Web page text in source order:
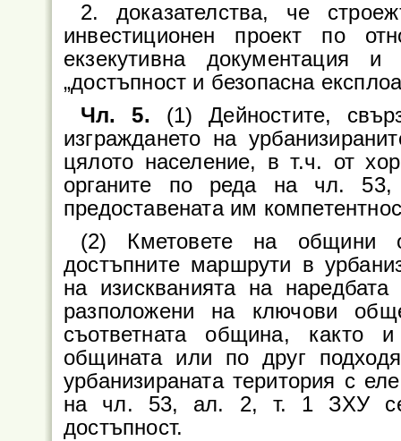
2. доказателства, че
инвестиционен проект по
екзекутивна документация
„достъпност и безопасна
Чл. 5. (1) Дейностите,
изграждането на
цялото население, в т.ч. от
органите по реда на чл.
предоставената им
(2) Кметовете на общини
достъпните маршрути в
на изискванията на
разположени на ключови
съответната община, както
общината или по друг
урбанизираната територия с
на чл. 53, ал. 2, т. 1 ЗХУ се
достъпност.